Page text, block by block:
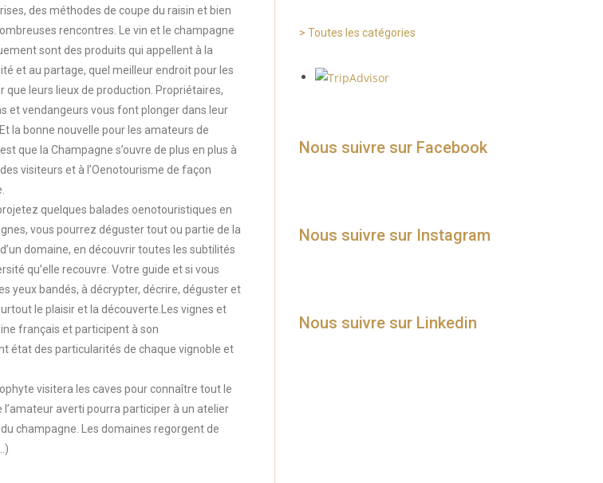
des méthodes de coupe du raisin et bien
rencontres. Le vin et le champagne
sont des produits qui appellent à la
et au partage, quel meilleur endroit pour les
que leurs lieux de production. Propriétaires,
et vendangeurs vous font plonger dans leur
la bonne nouvelle pour les amateurs de
que la Champagne s’ouvre de plus en plus à
des visiteurs et à l’Oenotourisme de façon
quelques balades oenotouristiques en
vous pourrez déguster tout ou partie de la
domaine, en découvrir toutes les subtilités
qu’elle recouvre. Votre guide et si vous
yeux bandés, à décrypter, décrire, déguster et
le plaisir et la découverte.Les vignes et
français et participent à son
état des particularités de chaque vignoble et
visitera les caves pour connaître tout le
averti pourra participer à un atelier
champagne. Les domaines regorgent de
>Toutes les catégories
Nous suivre sur Facebook
Nous suivre sur Instagram
Nous suivre sur Linkedin